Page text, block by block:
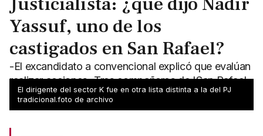
Yassuf, uno de los
castigados en San Rafael?
-El excandidato a convencional explicó que evalúan
realizar acciones -Tres compañeros de 'San Rafael
Futuro' también figuran en el dictamen del PJ
El dirigente del sector K fue en otra lista distinta a la del PJ
tradicional.foto de archivo